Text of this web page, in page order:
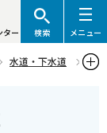
ター 検索 メニュー
水道・下水道
概要